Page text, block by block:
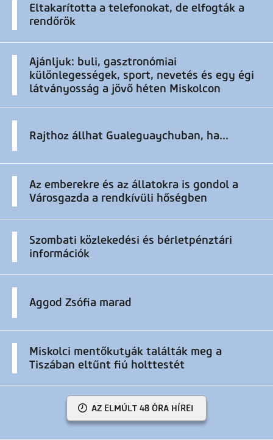
Eltakarította a telefonokat, de elfogták a
rendőrök
Ajánljuk: buli, gasztronómiai
különlegességek, sport, nevetés és egy égi
látványosság a jövő héten Miskolcon
Rajthoz állhat Gualeguaychuban, ha...
Az emberekre és az állatokra is gondol a
Városgazda a rendkívüli hőségben
Szombati közlekedési és bérletpénztári
információk
Aggod Zsófia marad
Miskolci mentőkutyák találták meg a
Tiszában eltűnt fiú holttestét
AZ ELMÚLT 48 ÓRA HÍREI